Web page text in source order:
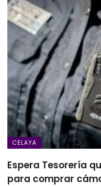
CELAYA
Espera Tesorería
para comprar